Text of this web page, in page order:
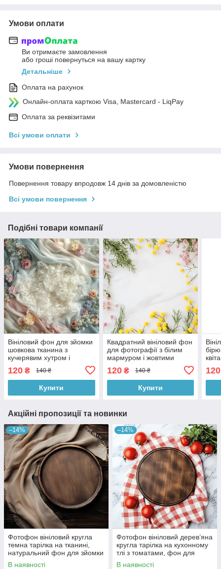
Умови оплати
Ви отримаєте замовлення
або гроші повернуться на вашу картку
Детальніше
Оплата на рахунок
Онлайн-оплата карткою Visa, Mastercard - LiqPay
Оплата за реквізитами
Всі умови оплати
Умови повернення
Повернення товару впродовж 14 днів за домовленістю
Всі умови повернення
Подібні товари компанії
Вініловий фон для зйомки
шовкова тканина з
кучерявим хутром і
фотофон 40x40 см,
№552643
120 ₴ 140 ₴
Купити
Квадратний вініловий фон
для фотографії з білим
мармуром і жовтими
квітами, фотофон 40x40
см, №552772
120₴ 140 ₴
Купити
120
Акційні пропозиції та новинки
–14%
Фотофон вініловий кругла
темна тарілка на тканині,
натуральний фон для зйомки
40x40 см, №552697
В наявності
–14%
Фотофон вініловий дерев’яна
кругла тарілка на кухонному
тлі з томатами, фон для
зйомки 40x40 см, №552702
В наявності